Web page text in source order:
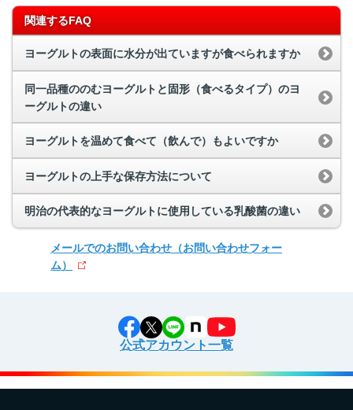
関連するFAQ
ヨーグルトの表面に水分が出ていますが食べられますか
同一品種ののむヨーグルトと固形（食べるタイプ）のヨ
ーグルトの違い
ヨーグルトを温めて食べて（飲んで）もよいですか
ヨーグルトの上手な保存方法について
明治の代表的なヨーグルトに使用している乳酸菌の違い
メールでのお問い合わせ （お問い合わせフォー
ム）
公式アカウント一覧